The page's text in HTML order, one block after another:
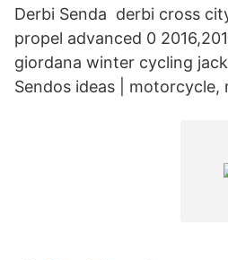
Derbi Senda derbi cross
propel advanced 0
giordana winter cycling
Sendos ideas | motorcycle,